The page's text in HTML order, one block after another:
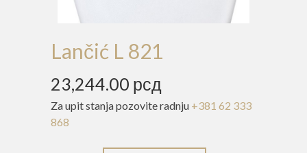
Lančić L 821
23,244.00 рсд
Za upit stanja pozovite radnju +381 62 333
868